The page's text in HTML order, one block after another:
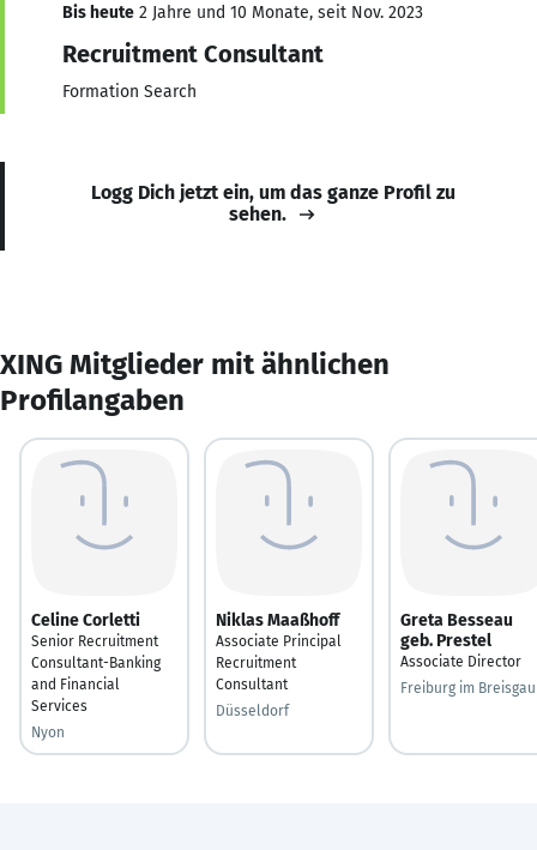
Bis heute 2 Jahre und 10 Monate, seit Nov. 2023
Recruitment Consultant
Formation Search
Logg Dich jetzt ein, um das ganze Profil zu
sehen.
XING Mitglieder mit ähnlichen
Profilangaben
Celine Corletti
Senior Recruitment
Consultant-Banking
and Financial
Services
Nyon
Niklas Maaßhoff
Associate Principal
Recruitment
Consultant
Düsseldorf
Greta Besseau
geb. Prestel
Associate Director
Freiburg im Breisgau